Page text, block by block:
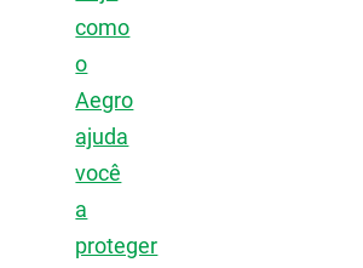
como
o
Aegro
ajuda
você
a
proteger